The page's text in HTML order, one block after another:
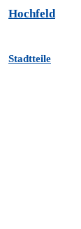
Hochfeld
Stadtteile